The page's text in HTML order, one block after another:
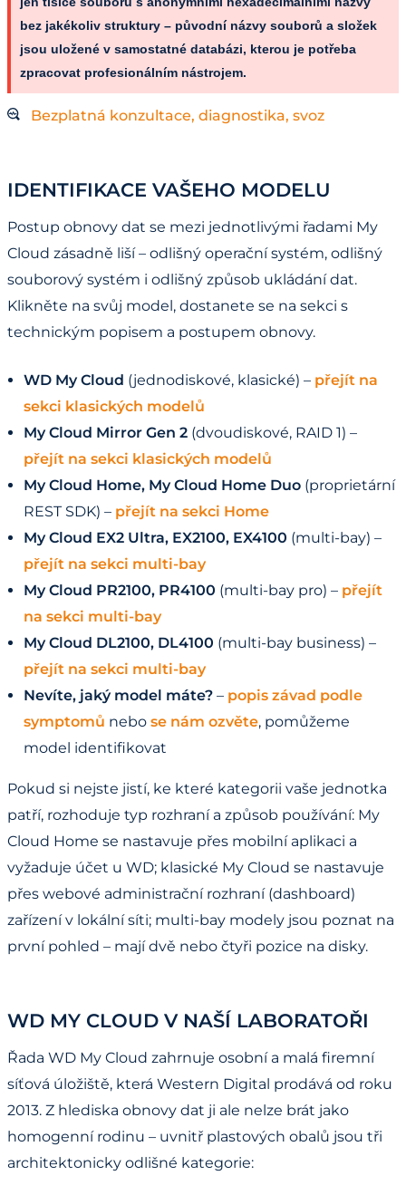
bez jakékoliv struktury – původní názvy souborů a složek
jsou uložené v samostatné databázi, kterou je potřeba
zpracovat profesionálním nástrojem.
Bezplatná konzultace, diagnostika, svoz
IDENTIFIKACE VAŠEHO MODELU
Postup obnovy dat se mezi jednotlivými řadami My
Cloud zásadně liší – odlišný operační systém, odlišný
souborový systém i odlišný způsob ukládání dat.
Klikněte na svůj model, dostanete se na sekci s
technickým popisem a postupem obnovy.
WD My Cloud (jednodiskové, klasické) – přejít na
sekci klasických modelů
My Cloud Mirror Gen 2 (dvoudiskové, RAID 1) –
přejít na sekci klasických modelů
My Cloud Home, My Cloud Home Duo (proprietární
REST SDK) – přejít na sekci Home
My Cloud EX2 Ultra, EX2100, EX4100 (multi-bay) –
přejít na sekci multi-bay
My Cloud PR2100, PR4100 (multi-bay pro) – přejít
na sekci multi-bay
My Cloud DL2100, DL4100 (multi-bay business) –
přejít na sekci multi-bay
Nevíte, jaký model máte? – popis závad podle
symptomů nebo se nám ozvěte, pomůžeme
model identifikovat
Pokud si nejste jistí, ke které kategorii vaše jednotka
patří, rozhoduje typ rozhraní a způsob používání: My
Cloud Home se nastavuje přes mobilní aplikaci a
vyžaduje účet u WD; klasické My Cloud se nastavuje
přes webové administrační rozhraní (dashboard)
zařízení v lokální síti; multi-bay modely jsou poznat na
první pohled – mají dvě nebo čtyři pozice na disky.
WD MY CLOUD V NAŠÍ LABORATOŘI
Řada WD My Cloud zahrnuje osobní a malá firemní
síťová úložiště, která Western Digital prodává od roku
2013. Z hlediska obnovy dat ji ale nelze brát jako
homogenní rodinu – uvnitř plastových obalů jsou tři
architektonicky odlišné kategorie: